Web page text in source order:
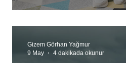
Gizem Görhan Yağmur
9 May
4 dakikada okunur